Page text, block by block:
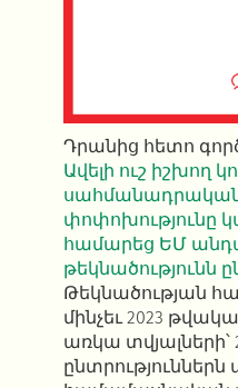
Դրանից հետո
Ավելի ուշ իշխող
սահմանադրական
փոփոխությունը
համարեց ԵՄ
թեկնածությունն
Թեկնածության
մինչեւ 2023
առկա տվյալների՝
ընտրություններն